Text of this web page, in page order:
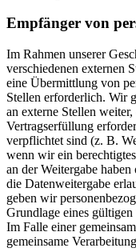
Empfänger von
Im Rahmen unserer
verschiedenen externen
eine Übermittlung von
Stellen erforderlich. Wir
an externe Stellen
Vertragserfüllung
verpflichtet sind (z. B.
wenn wir ein
an der Weitergabe
die Datenweitergabe
geben wir
Grundlage eines
Im Falle einer
gemeinsame